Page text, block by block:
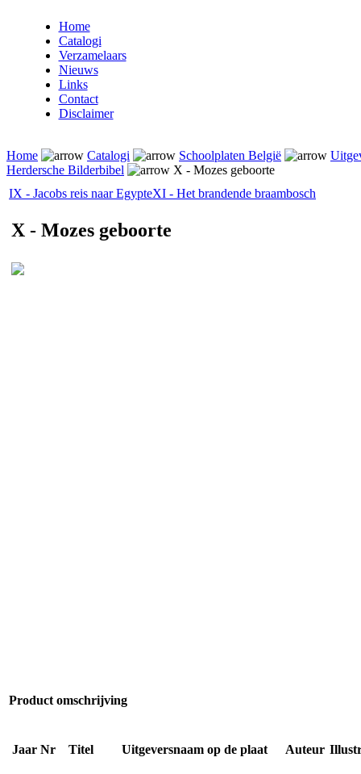
Home
Catalogi
Verzamelaars
Nieuws
Links
Contact
Disclaimer
Home Catalogi Schoolplaten België
Herdersche Bilderbibel
X - Mozes geboorte
IX - Jacobs reis naar EgypteXI - Het brandende braambosch
X - Mozes geboorte
Product omschrijving
Jaar Nr Titel Uitgeversnaam op de plaat Auteur